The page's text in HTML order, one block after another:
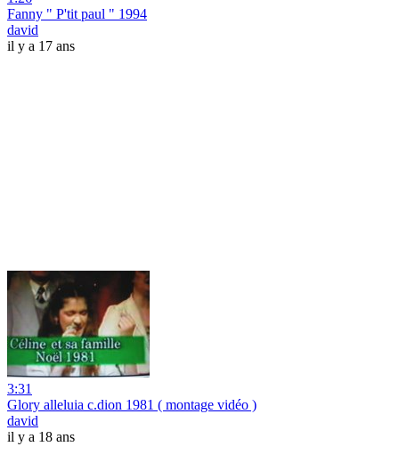
Fanny " P'tit paul " 1994
david
il y a 17 ans
3:31
Glory alleluia c.dion 1981 ( montage vidéo )
david
il y a 18 ans